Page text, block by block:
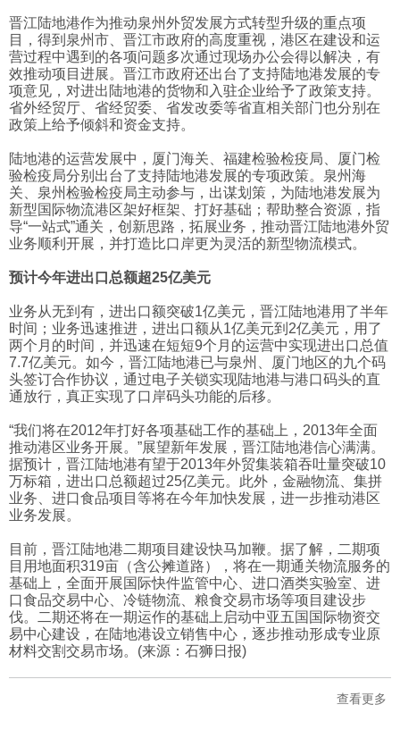
晋江陆地港作为推动泉州外贸发展方式转型升级的重点项
目，得到泉州市、晋江市政府的高度重视，港区在建设和运
营过程中遇到的各项问题多次通过现场办公会得以解决，有
效推动项目进展。晋江市政府还出台了支持陆地港发展的专
项意见，对进出陆地港的货物和入驻企业给予了政策支持。
省外经贸厅、省经贸委、省发改委等省直相关部门也分别在
政策上给予倾斜和资金支持。
陆地港的运营发展中，厦门海关、福建检验检疫局、厦门检
验检疫局分别出台了支持陆地港发展的专项政策。泉州海
关、泉州检验检疫局主动参与，出谋划策，为陆地港发展为
新型国际物流港区架好框架、打好基础；帮助整合资源，指
导“一站式”通关，创新思路，拓展业务，推动晋江陆地港外贸
业务顺利开展，并打造比口岸更为灵活的新型物流模式。
预计今年进出口总额超25亿美元
业务从无到有，进出口额突破1亿美元，晋江陆地港用了半年
时间；业务迅速推进，进出口额从1亿美元到2亿美元，用了
两个月的时间，并迅速在短短9个月的运营中实现进出口总值
7.7亿美元。如今，晋江陆地港已与泉州、厦门地区的九个码
头签订合作协议，通过电子关锁实现陆地港与港口码头的直
通放行，真正实现了口岸码头功能的后移。
“我们将在2012年打好各项基础工作的基础上，2013年全面
推动港区业务开展。”展望新年发展，晋江陆地港信心满满。
据预计，晋江陆地港有望于2013年外贸集装箱吞吐量突破10
万标箱，进出口总额超过25亿美元。此外，金融物流、集拼
业务、进口食品项目等将在今年加快发展，进一步推动港区
业务发展。
目前，晋江陆地港二期项目建设快马加鞭。据了解，二期项
目用地面积319亩（含公摊道路），将在一期通关物流服务的
基础上，全面开展国际快件监管中心、进口酒类实验室、进
口食品交易中心、冷链物流、粮食交易市场等项目建设步
伐。二期还将在一期运作的基础上启动中亚五国国际物资交
易中心建设，在陆地港设立销售中心，逐步推动形成专业原
材料交割交易市场。(来源：石狮日报)
查看更多